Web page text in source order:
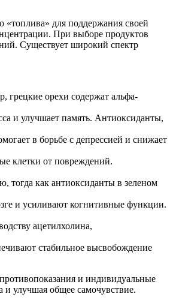
для поддержания своей
При выборе продуктов
Существует широкий спектр
орехи содержат альфа-
и улучшает память. Антиоксиданты,
в борьбе с депрессией и снижает
клетки от повреждений.
тогда как антиоксиданты в зеленом
и усиливают когнитивные функции.
ацетилхолина,
стабильное высвобождение
и индивидуальные
и улучшая общее самочувствие.